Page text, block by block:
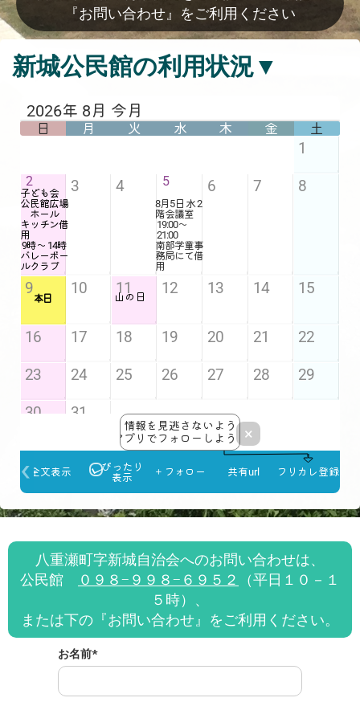
『お問い合わせ』をご利用ください
新城公民館の利用状況▼
八重瀬町字新城自治会へのお問い合わせは、
公民館
０９８−９９８−６９５２
（平日１０－１
５時）、
または下の『お問い合わせ』をご利用ください。
お名前*